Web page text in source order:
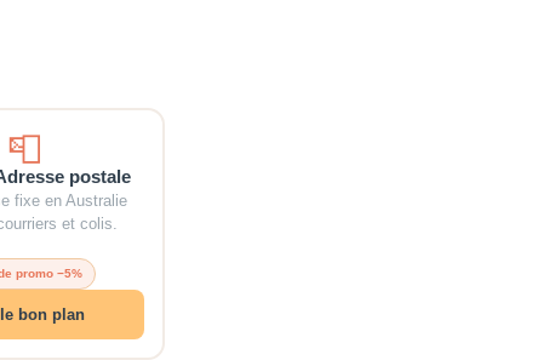
📮
postale
fixe en Australie
et colis.
promo −5%
bon plan